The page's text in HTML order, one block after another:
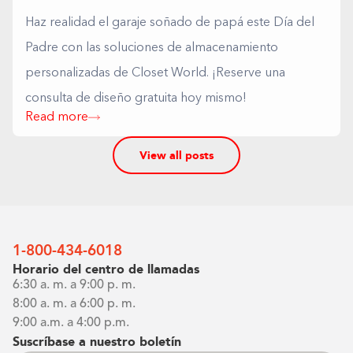
Haz realidad el garaje soñado de papá este Día del
Padre con las soluciones de almacenamiento
personalizadas de Closet World. ¡Reserve una
consulta de diseño gratuita hoy mismo!
Read more
View all posts
1-800-434-6018
Horario del centro de llamadas
6:30 a. m. a 9:00 p. m.
8:00 a. m. a 6:00 p. m.
9:00 a.m. a 4:00 p.m.
Suscríbase a nuestro boletín